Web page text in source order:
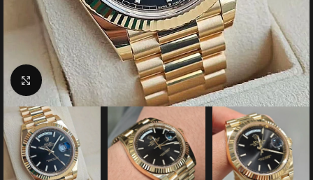
クリックで拡大